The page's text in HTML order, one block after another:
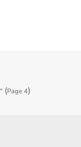
(Page 4)